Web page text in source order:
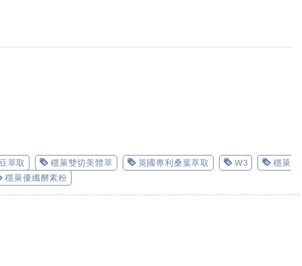
萃取 穩萊雙切美體萃 英國專利桑葉萃取 W3
穩萊
穩萊優纖酵素粉